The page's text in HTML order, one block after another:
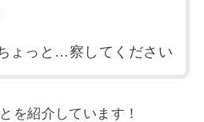
ょっと…察してください
を紹介しています！